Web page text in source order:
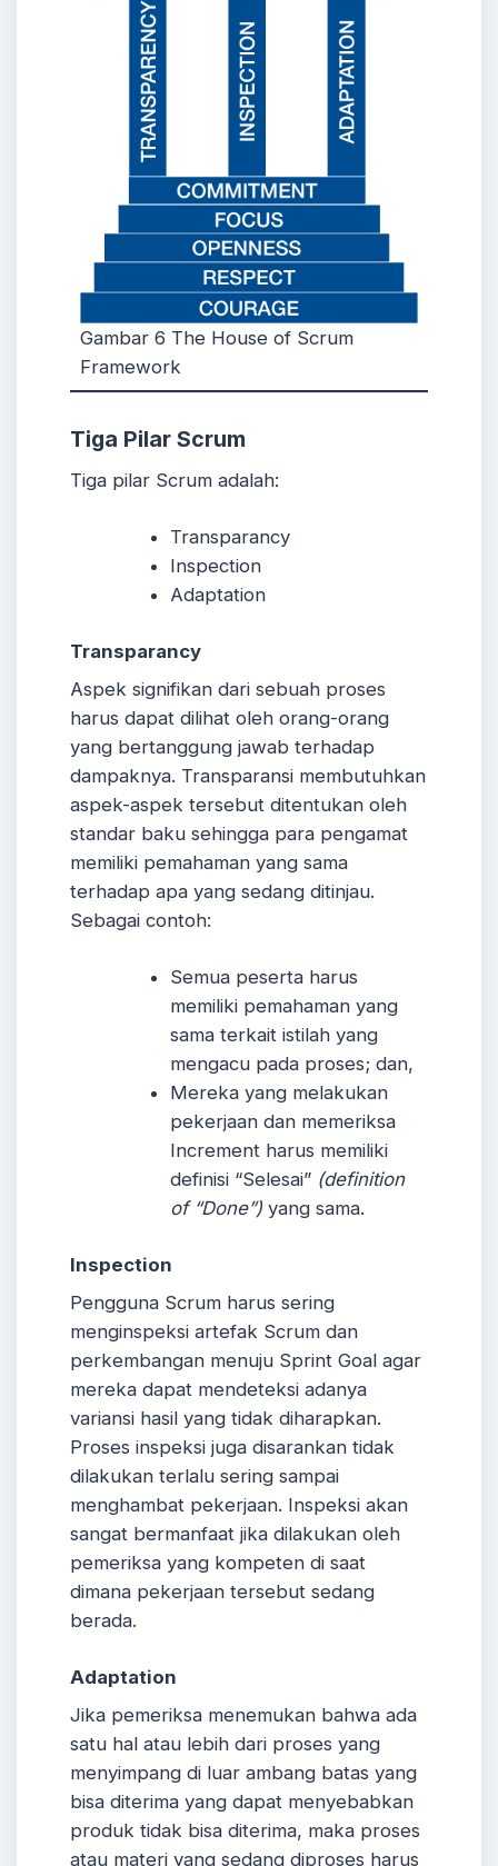
Gambar 6 The House of Scrum
Framework
Tiga Pilar Scrum
Tiga pilar Scrum adalah:
Transparancy
Inspection
Adaptation
Transparancy
Aspek signifikan dari sebuah proses
harus dapat dilihat oleh orang-orang
yang bertanggung jawab terhadap
dampaknya. Transparansi membutuhkan
aspek-aspek tersebut ditentukan oleh
standar baku sehingga para pengamat
memiliki pemahaman yang sama
terhadap apa yang sedang ditinjau.
Sebagai contoh:
Semua peserta harus
memiliki pemahaman yang
sama terkait istilah yang
mengacu pada proses; dan,
Mereka yang melakukan
pekerjaan dan memeriksa
Increment harus memiliki
definisi “Selesai” (definition
of “Done”)yang sama.
Inspection
Pengguna Scrum harus sering
menginspeksi artefak Scrum dan
perkembangan menuju Sprint Goal agar
mereka dapat mendeteksi adanya
variansi hasil yang tidak diharapkan.
Proses inspeksi juga disarankan tidak
dilakukan terlalu sering sampai
menghambat pekerjaan. Inspeksi akan
sangat bermanfaat jika dilakukan oleh
pemeriksa yang kompeten di saat
dimana pekerjaan tersebut sedang
berada.
Adaptation
Jika pemeriksa menemukan bahwa ada
satu hal atau lebih dari proses yang
menyimpang di luar ambang batas yang
bisa diterima yang dapat menyebabkan
produk tidak bisa diterima, maka proses
atau materi yang sedang diproses harus